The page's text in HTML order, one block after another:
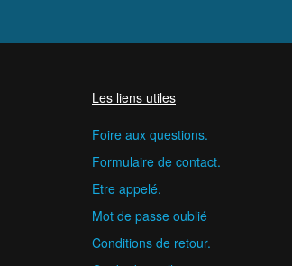
Les liens utiles
Foire aux questions.
Formulaire de contact.
Etre appelé.
Mot de passe oublié
Conditions de retour.